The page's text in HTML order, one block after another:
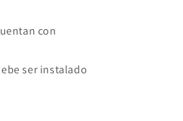
con
ser instalado